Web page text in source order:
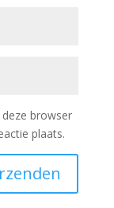
browser
plaats.